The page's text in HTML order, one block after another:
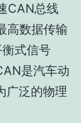
CAN总线
高数据传输
式信号
是汽车动
广泛的物理